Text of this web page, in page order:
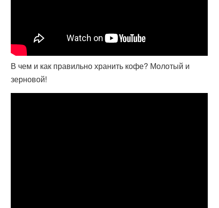
В чем и как правильно хранить кофе? Молотый и
зерновой!